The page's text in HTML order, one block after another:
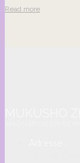
Read more